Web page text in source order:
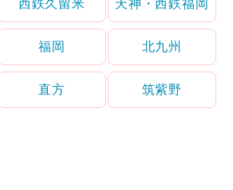
西鉄久留米 天神・西鉄福岡
福岡 北九州
直方 筑紫野